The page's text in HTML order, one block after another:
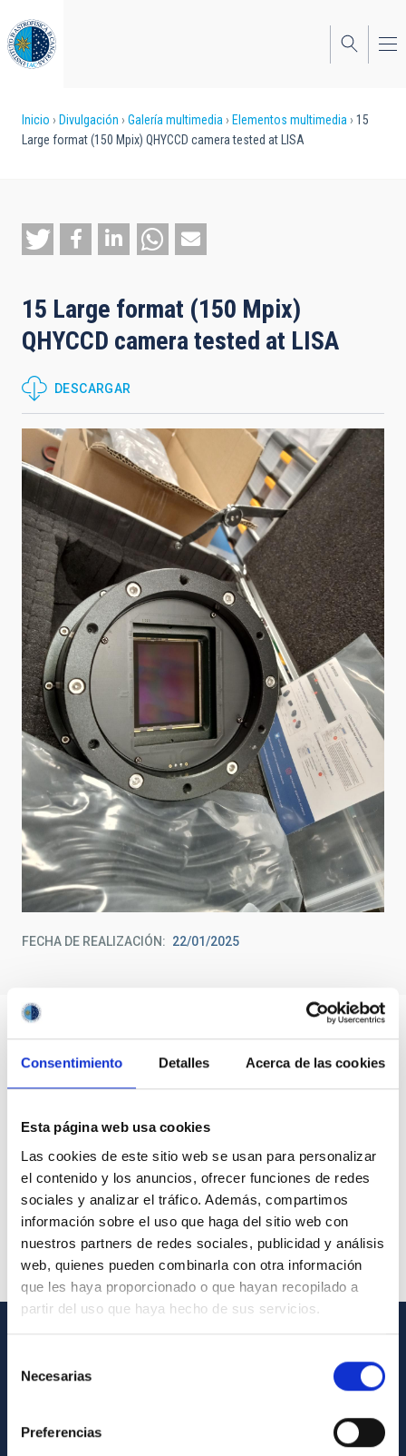
Consentimiento Detalles Acerca de las cookies
Esta página web usa cookies
Las cookies de este sitio web se usan para personalizar
el contenido y los anuncios, ofrecer funciones de redes
sociales y analizar el tráfico. Además, compartimos
información sobre el uso que haga del sitio web con
nuestros partners de redes sociales, publicidad y análisis
web, quienes pueden combinarla con otra información
que les haya proporcionado o que hayan recopilado a
partir del uso que haya hecho de sus servicios.
Necesarias
Preferencias
al
contenido
principal
Sobrescribir
enlaces
ayuda
a
navegación
Inicio Divulgación Galería multimedia Elementos multimedia
15
Large format (150 Mpix) QHYCCD camera tested at LISA
15 Large format (150 Mpix)
QHYCCD camera tested at LISA
DESCARGAR
FECHA DE REALIZACIÓN 22/01/2025
Cómo llegar al IAC